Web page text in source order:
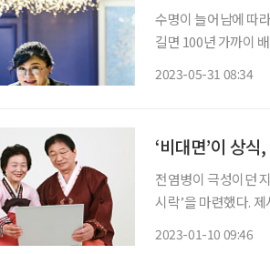
수명이 늘어남에 따
길면 100년 가까이
2023-05-31 08:34
‘비대면’이 상
전염병이 극성이던
시락’을 마련했다.
2023-01-10 09:46